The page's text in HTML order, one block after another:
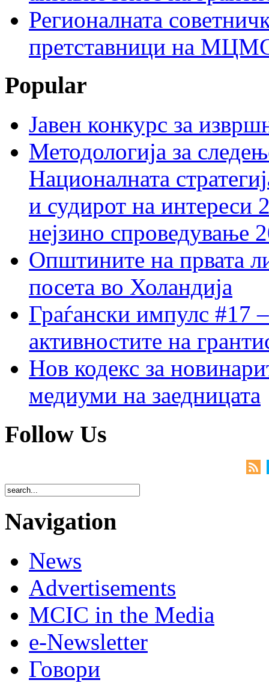
Регионалната
претставници на МЦМС
Popular
Јавен конкурс за
Методологија за
Националната
и судирот на интереси
нејзино спроведување
Општините на првата
посета во Холандија
Граѓански импулс #17
активностите на
Нов кодекс за
медиуми на заедницата
Follow Us
Navigation
News
Advertisements
MCIC in the Media
e-Newsletter
Говори